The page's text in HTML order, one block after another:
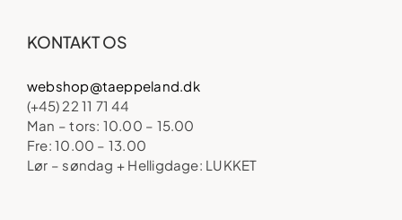
KONTAKT OS
webshop@taeppeland.dk
(+45) 22 11 71 44
Man – tors: 10.00 – 15.00
Fre: 10.00 – 13.00
Lør – søndag + Helligdage: LUKKET